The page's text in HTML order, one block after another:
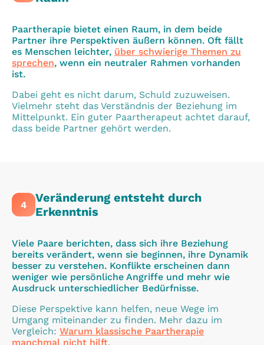
Paartherapie bietet einen Raum, in dem beide
Partner ihre Perspektiven äußern können. Oft fällt
es Menschen leichter, über schwierige Themen zu
sprechen, wenn ein neutraler Rahmen vorhanden
ist.
Dabei geht es nicht darum, Schuld zuzuweisen.
Vielmehr steht das Verständnis der Beziehung im
Mittelpunkt. Ein guter Paartherapeut achtet darauf,
dass beide Partner gehört werden.
4
Veränderung entsteht durch
Erkenntnis
Viele Paare berichten, dass sich ihre Beziehung
bereits verändert, wenn sie beginnen, ihre Dynamik
besser zu verstehen. Konflikte erscheinen dann
weniger wie persönliche Angriffe und mehr wie
Ausdruck unterschiedlicher Bedürfnisse.
Diese Perspektive kann helfen, neue Wege im
Umgang miteinander zu finden. Mehr dazu im
Vergleich: Warum klassische Paartherapie
manchmal nicht hilft.